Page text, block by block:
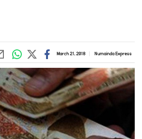
Numainda Express
March 21, 2018